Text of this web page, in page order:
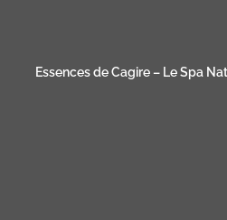
Essences de Cagire – Le Spa